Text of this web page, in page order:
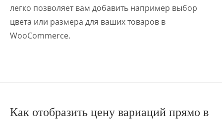
легко позволяет вам добавить например выбор
цвета или размера для ваших товаров в
WooCommerce.
Как отобразить цену вариаций прямо в